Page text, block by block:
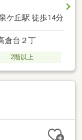
ケ丘駅 徒歩14分
倉台２丁
2階以上